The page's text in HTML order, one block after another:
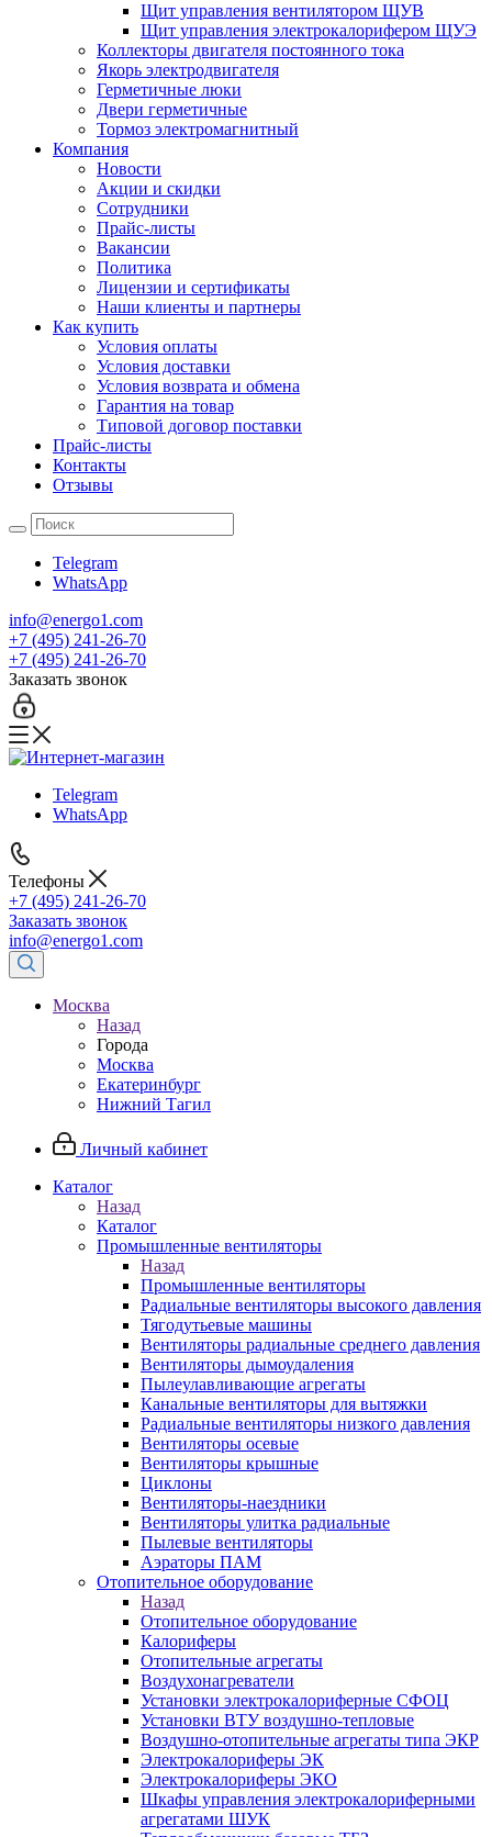
Щит управления вентилятором ЩУВ
Щит управления электрокалорифером ЩУЭ
Коллекторы двигателя постоянного тока
Якорь электродвигателя
Герметичные люки
Двери герметичные
Тормоз электромагнитный
Компания
Новости
Акции и скидки
Сотрудники
Прайс-листы
Вакансии
Политика
Лицензии и сертификаты
Наши клиенты и партнеры
Как купить
Условия оплаты
Условия доставки
Условия возврата и обмена
Гарантия на товар
Типовой договор поставки
Прайс-листы
Контакты
Отзывы
Telegram
WhatsApp
info@energo1.com
+7 (495) 241-26-70
+7 (495) 241-26-70
Заказать звонок
Telegram
WhatsApp
Телефоны
+7 (495) 241-26-70
Заказать звонок
info@energo1.com
Москва
Назад
Города
Москва
Екатеринбург
Нижний Тагил
Личный кабинет
Каталог
Назад
Каталог
Промышленные вентиляторы
Назад
Промышленные вентиляторы
Радиальные вентиляторы высокого давления
Тягодутьевые машины
Вентиляторы радиальные среднего давления
Вентиляторы дымоудаления
Пылеулавливающие агрегаты
Канальные вентиляторы для вытяжки
Радиальные вентиляторы низкого давления
Вентиляторы осевые
Вентиляторы крышные
Циклоны
Вентиляторы-наездники
Вентиляторы улитка радиальные
Пылевые вентиляторы
Аэраторы ПАМ
Отопительное оборудование
Назад
Отопительное оборудование
Калориферы
Отопительные агрегаты
Воздухонагреватели
Установки электрокалориферные СФОЦ
Установки ВТУ воздушно-тепловые
Воздушно-отопительные агрегаты типа ЭКР
Электрокалориферы ЭК
Электрокалориферы ЭКО
Шкафы управления электрокалориферными
агрегатами ШУК